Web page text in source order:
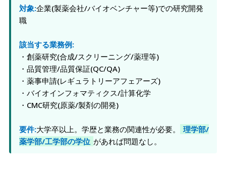
対象:企業(製薬会社/バイオベンチャー等)での研究開発
職
該当する業務例:
・創薬研究(合成/スクリーニング/薬理等)
・品質管理/品質保証(QC/QA)
・薬事申請(レギュラトリーアフェアーズ)
・バイオインフォマティクス/計算化学
・CMC研究(原薬/製剤の開発)
要件:大学卒以上。学歴と業務の関連性が必要。
理学部/
薬学部/工学部の学位 があれば問題なし。